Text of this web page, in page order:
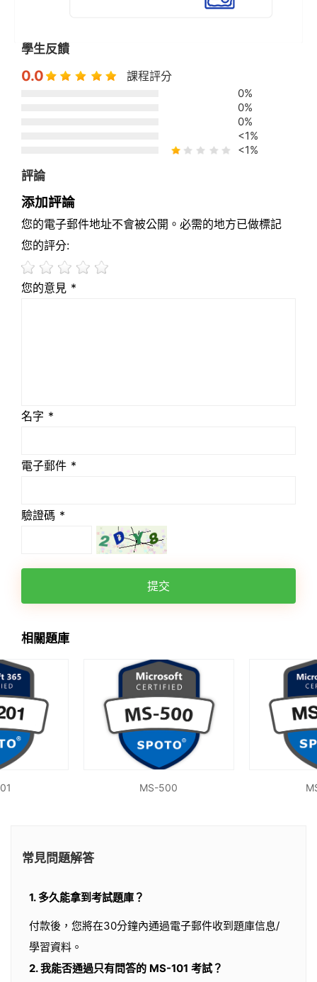
學生反饋
0.0 課程評分
0%
0%
0%
<1%
<1%
評論
添加評論
您的電子郵件地址不會被公開。必需的地方已做標記
您的評分:
您的意見 *
名字 *
電子郵件 *
驗證碼 *
提交
相關題庫
MS-500
常見問題解答
1. 多久能拿到考試題庫？
付款後，您將在30分鐘內通過電子郵件收到題庫信息/
學習資料。
2. 我能否通過只有問答的 MS-101 考試？